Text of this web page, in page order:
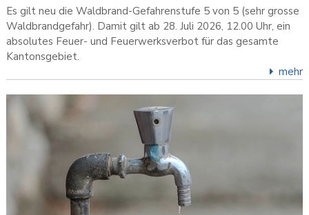
Es gilt neu die Waldbrand-Gefahrenstufe 5 von 5 (sehr grosse
Waldbrandgefahr). Damit gilt ab 28. Juli 2026, 12.00 Uhr, ein
absolutes Feuer- und Feuerwerksverbot für das gesamte
Kantonsgebiet.
mehr